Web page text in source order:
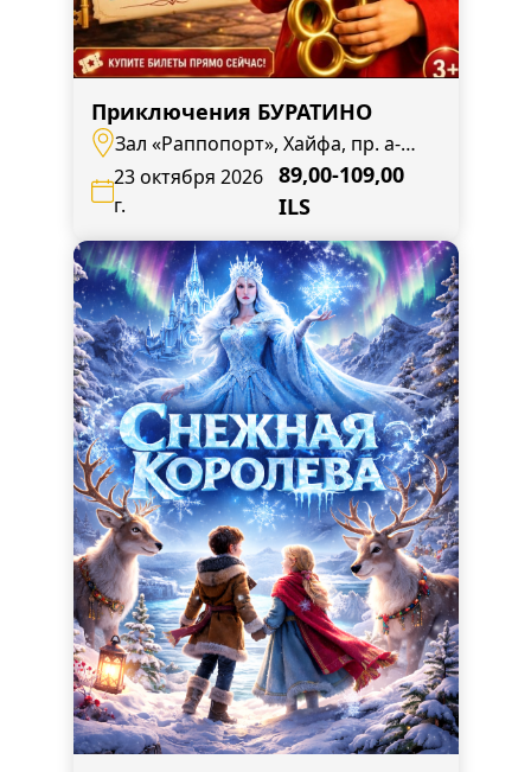
Приключения БУРАТИНО
Зал «Раппопорт», Хайфа, пр. а-
Наси,138
23 октября 2026
г.
89,00-109,00
ILS